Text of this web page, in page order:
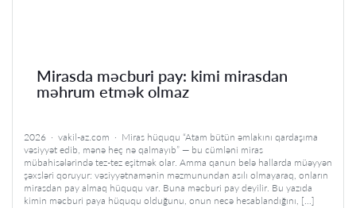
Mirasda məcburi pay: kimi mirasdan
məhrum etmək olmaz
2026 · vakil-az.com · Miras hüququ “Atam bütün əmlakını qardaşıma
vəsiyyət edib, mənə heç nə qalmayıb” — bu cümləni miras
mübahisələrində tez-tez eşitmək olar. Amma qanun belə hallarda müəyyən
şəxsləri qoruyur: vəsiyyətnamənin məzmunundan asılı olmayaraq, onların
mirasdan pay almaq hüququ var. Buna məcburi pay deyilir. Bu yazıda
kimin məcburi paya hüququ olduğunu, onun necə hesablandığını, […]